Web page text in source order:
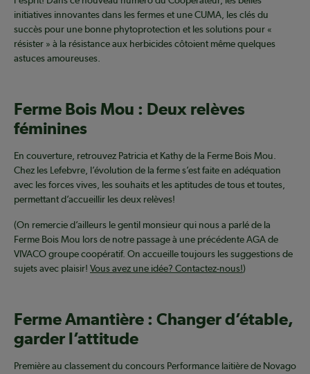
initiatives innovantes dans les fermes et une CUMA, les clés du
succès pour une bonne phytoprotection et les solutions pour «
résister » à la résistance aux herbicides côtoient même quelques
astuces amoureuses.
Ferme Bois Mou : Deux relèves
féminines
En couverture, retrouvez Patricia et Kathy de la Ferme Bois Mou.
Chez les Lefebvre, l’évolution de la ferme s’est faite en adéquation
avec les forces vives, les souhaits et les aptitudes de tous et toutes,
permettant d’accueillir les deux relèves!
(On remercie d’ailleurs le gentil monsieur qui nous a parlé de la
Ferme Bois Mou lors de notre passage à une précédente AGA de
VIVACO groupe coopératif. On accueille toujours les suggestions de
sujets avec plaisir! Vous avez une idée? Contactez-nous!)
Ferme Amantière : Changer d’étable,
garder l’attitude
Première au classement du concours Performance laitière de Novago